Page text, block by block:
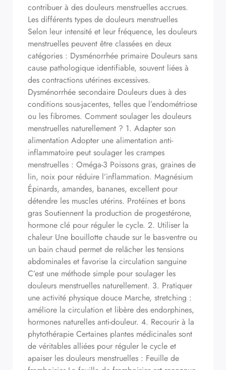
contribuer à des douleurs menstruelles accrues.
Les différents types de douleurs menstruelles
Selon leur intensité et leur fréquence, les douleurs
menstruelles peuvent être classées en deux
catégories : Dysménorrhée primaire Douleurs sans
cause pathologique identifiable, souvent liées à
des contractions utérines excessives.
Dysménorrhée secondaire Douleurs dues à des
conditions sous-jacentes, telles que l’endométriose
ou les fibromes. Comment soulager les douleurs
menstruelles naturellement ? 1. Adapter son
alimentation Adopter une alimentation anti-
inflammatoire peut soulager les crampes
menstruelles : Oméga-3 Poissons gras, graines de
lin, noix pour réduire l’inflammation. Magnésium
Épinards, amandes, bananes, excellent pour
détendre les muscles utérins. Protéines et bons
gras Soutiennent la production de progestérone,
hormone clé pour réguler le cycle. 2. Utiliser la
chaleur Une bouillotte chaude sur le bas-ventre ou
un bain chaud permet de relâcher les tensions
abdominales et favorise la circulation sanguine
C’est une méthode simple pour soulager les
douleurs menstruelles naturellement. 3. Pratiquer
une activité physique douce Marche, stretching :
améliore la circulation et libère des endorphines,
hormones naturelles anti-douleur. 4. Recourir à la
phytothérapie Certaines plantes médicinales sont
de véritables alliées pour réguler le cycle et
apaiser les douleurs menstruelles : Feuille de